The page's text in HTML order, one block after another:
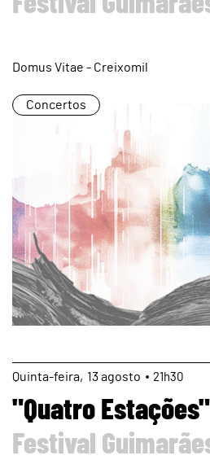
Domus Vitae - Creixomil
Concertos
page
13agosto
Quinta 21h30
"Quatro Estações"
Festival